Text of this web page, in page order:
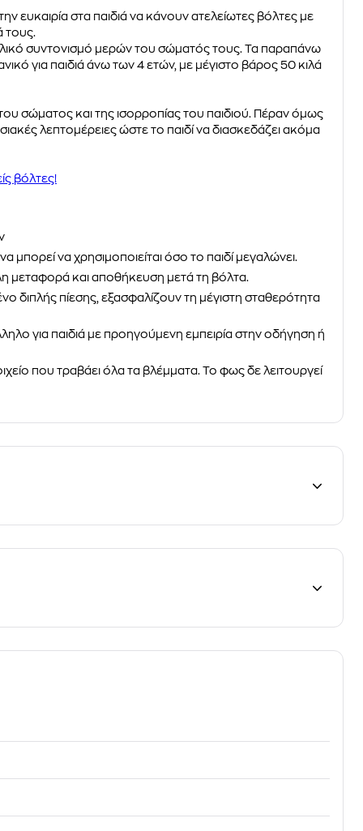
ευκαιρία στα παιδιά να κάνουν ατελείωτες βόλτες με
τους.
συντονισμό μερών του σώματός τους. Τα παραπάνω
για παιδιά άνω των 4 ετών, με μέγιστο βάρος 50 κιλά
σώματος και της ισορροπίας του παιδιού. Πέραν όμως
λεπτομέρειες ώστε το παιδί να διασκεδάζει ακόμα
βόλτες!
να χρησιμοποιείται όσο το παιδί μεγαλώνει.
μεταφορά και αποθήκευση μετά τη βόλτα.
διπλής πίεσης, εξασφαλίζουν τη μέγιστη σταθερότητα
για παιδιά με προηγούμενη εμπειρία στην οδήγηση ή
που τραβάει όλα τα βλέμματα. Το φως δε λειτουργεί